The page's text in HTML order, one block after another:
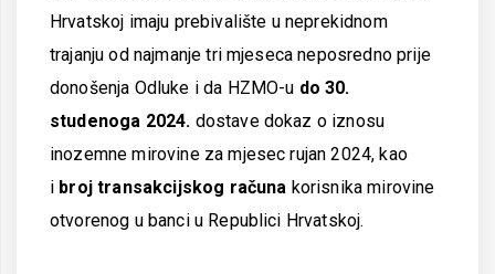
Hrvatskoj imaju prebivalište u neprekidnom
trajanju od najmanje tri mjeseca neposredno prije
donošenja Odluke i da HZMO-u do 30.
studenoga 2024. dostave dokaz o iznosu
inozemne mirovine za mjesec rujan 2024, kao
i broj transakcijskog računa korisnika mirovine
otvorenog u banci u Republici Hrvatskoj.